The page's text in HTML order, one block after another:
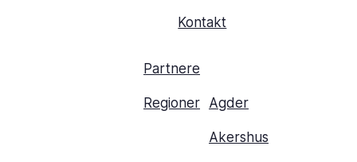
Kontakt
Partnere
Regioner Agder
Akershus